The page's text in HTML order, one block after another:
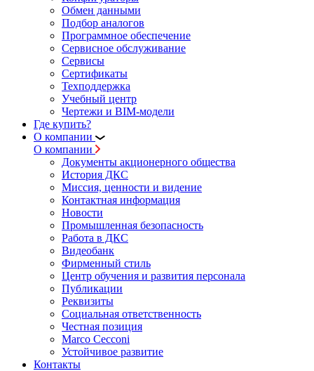
Обмен данными
Подбор аналогов
Программное обеспечение
Сервисное обслуживание
Сервисы
Сертификаты
Техподдержка
Учебный центр
Чертежи и BIM-модели
Где купить?
О компании
О компании
Документы акционерного общества
История ДКС
Миссия, ценности и видение
Контактная информация
Новости
Промышленная безопасность
Работа в ДКС
Видеобанк
Фирменный стиль
Центр обучения и развития персонала
Публикации
Реквизиты
Социальная ответственность
Честная позиция
Marco Cecconi
Устойчивое развитие
Контакты